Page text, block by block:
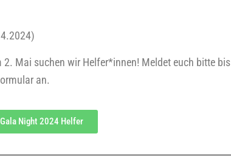
2. Mai suchen wir Helfer*innen! Mel­det euch bit­te bis
an.
Night 2024 Helfer